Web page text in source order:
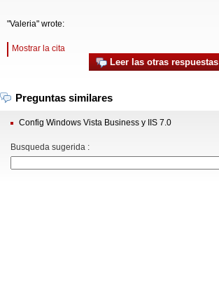
"Valeria" wrote:
Mostrar la cita
Leer las otras respuestas
Preguntas similares
Config Windows Vista Business y IIS 7.0
Busqueda sugerida :